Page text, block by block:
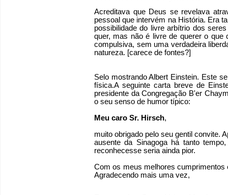
Acreditava que Deus se revelava
pessoal que intervém na História. Era
possibilidade do livre arbítrio dos
quer, mas não é livre de querer o
compulsiva, sem uma verdadeira
natureza. [carece de fontes?]
Selo mostrando Albert Einstein. Este
física.A seguinte carta breve de
presidente da Congregação B'er
o seu senso de humor típico:
Meu caro Sr. Hirsch,
muito obrigado pelo seu gentil convite.
ausente da Sinagoga há tanto
reconhecesse seria ainda pior.
Com os meus melhores cumprimentos
Agradecendo mais uma vez,